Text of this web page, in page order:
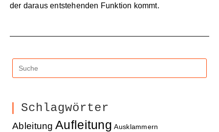
der daraus entstehenden Funktion kommt.
Schlagwörter
Ableitung Aufleitung Ausklammern